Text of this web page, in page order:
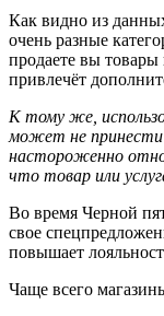
Как видно из
очень разные
продаете вы
привлечёт
К тому же,
может не
настороженно
что товар или
Во время Черной
свое
повышает
Чаще всего